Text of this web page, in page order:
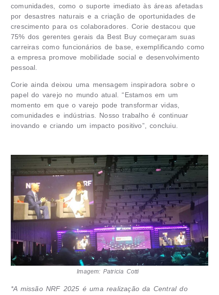
comunidades, como o suporte imediato às áreas afetadas
por desastres naturais e a criação de oportunidades de
crescimento para os colaboradores. Corie destacou que
75% dos gerentes gerais da Best Buy começaram suas
carreiras como funcionários de base, exemplificando como
a empresa promove mobilidade social e desenvolvimento
pessoal.
Corie ainda deixou uma mensagem inspiradora sobre o
papel do varejo no mundo atual. “Estamos em um
momento em que o varejo pode transformar vidas,
comunidades e indústrias. Nosso trabalho é continuar
inovando e criando um impacto positivo”, concluiu.
Imagem: Patricia Cotti
*A missão NRF 2025 é uma realização da Central do